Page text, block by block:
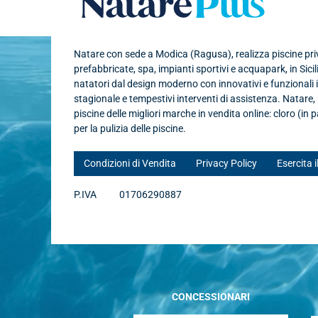
Natare con sede a Modica (Ragusa), realizza piscine
prefabbricate, spa, impianti sportivi e acquapark, in
natatori dal design moderno con innovativi e
stagionale e tempestivi interventi di assistenza.
piscine delle migliori marche in vendita online: cloro
per la pulizia delle piscine.
Condizioni di Vendita Privacy Policy Esercita
P.IVA 01706290887
CONCESSIONARI